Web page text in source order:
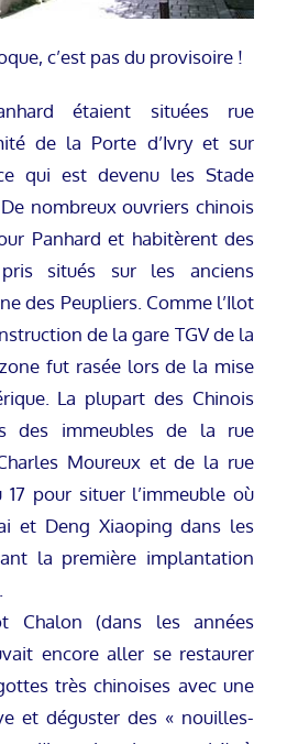
c’est pas du provisoire !
étaient situées rue
de la Porte d’Ivry et sur
qui est devenu les Stade
nombreux ouvriers chinois
Panhard et habitèrent des
situés sur les anciens
des Peupliers. Comme l’Ilot
de la gare TGV de la
fut rasée lors de la mise
La plupart des Chinois
des immeubles de la rue
Moureux et de la rue
pour situer l’immeuble où
et Deng Xiaoping dans les
la première implantation
Chalon (dans les années
encore aller se restaurer
très chinoises avec une
et déguster des « nouilles-